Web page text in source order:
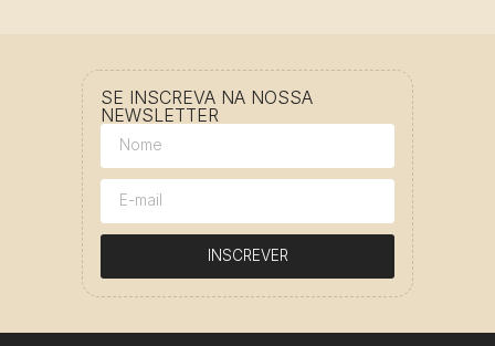
SE INSCREVA NA NOSSA
NEWSLETTER
INSCREVER